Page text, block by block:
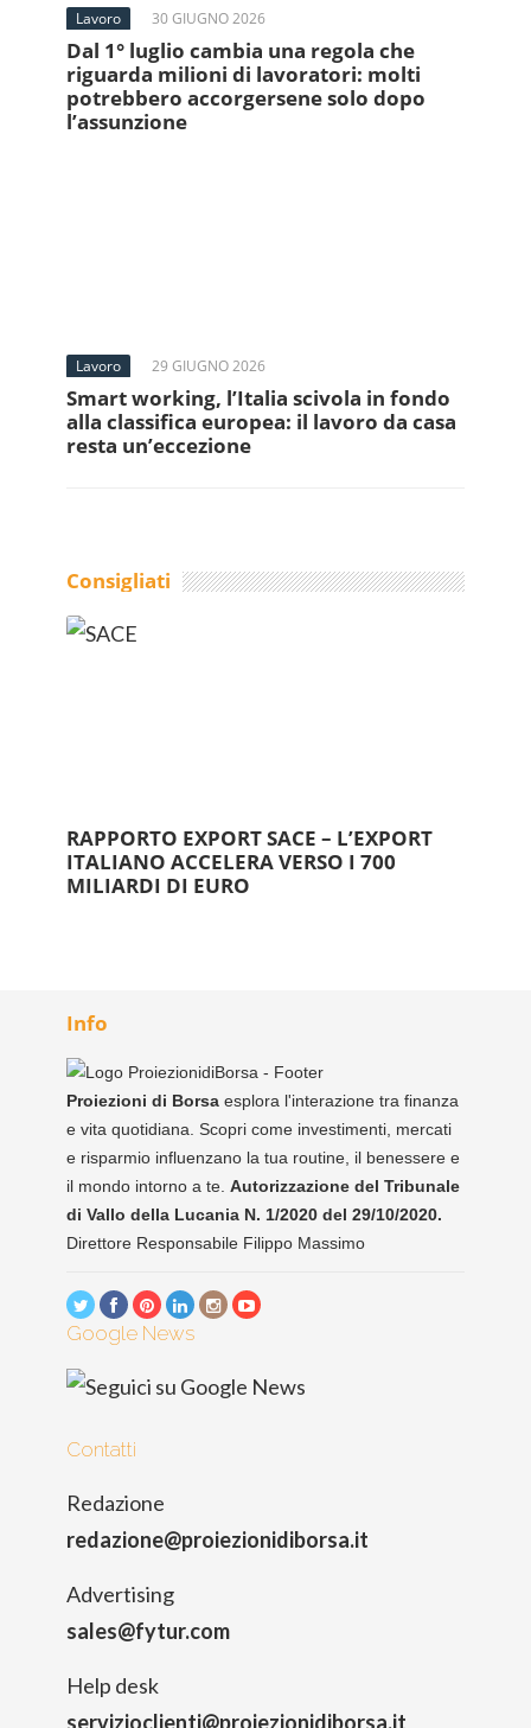
Lavoro 30 GIUGNO 2026
Dal 1° luglio cambia una regola che
riguarda milioni di lavoratori: molti
potrebbero accorgersene solo dopo
l’assunzione
Lavoro 29 GIUGNO 2026
Smart working, l’Italia scivola in fondo
alla classifica europea: il lavoro da casa
resta un’eccezione
Consigliati
RAPPORTO EXPORT SACE – L’EXPORT
ITALIANO ACCELERA VERSO I 700
MILIARDI DI EURO
Info
Proiezioni di Borsa esplora l'interazione tra finanza
e vita quotidiana. Scopri come investimenti, mercati
e risparmio influenzano la tua routine, il benessere e
il mondo intorno a te. Autorizzazione del Tribunale
di Vallo della Lucania N. 1/2020 del 29/10/2020.
Direttore Responsabile Filippo Massimo
Google News
Contatti
Redazione
redazione@proiezionidiborsa.it
Advertising
sales@fytur.com
Help desk
servizioclienti@proiezionidiborsa.it